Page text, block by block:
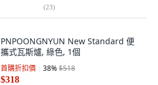
(23)
PNPOONGNYUN New Standard 便
攜式瓦斯爐, 綠色, 1個
首購折扣價 38%$518
$318